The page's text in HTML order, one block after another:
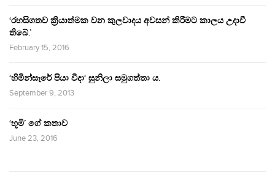
‘රහසිගතව ක්‍රියාත්මක වන කුලවාදය අවසන් කිරීමට කාලය උදාවී
තිබේ.’
February 15, 2016
‘හිමින්සැරේ පියා විදා‘ සුනිලා සමුගත්තා ය.
September 9, 2013
‘භූමි’ ගේ කතාව
June 23, 2016